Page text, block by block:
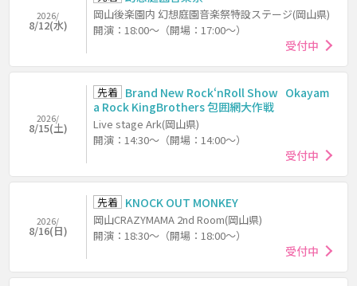
2026/
8/12(水)
岡山後楽園内 幻想庭園音楽祭特設ステージ(岡山県)
開演：18:00～（開場：17:00～）
受付中
2026/
8/15(土)
先着 Brand New Rock‘nRoll Show Okayam
a Rock KingBrothers 包囲網大作戦
Live stage Ark(岡山県)
開演：14:30～（開場：14:00～）
受付中
2026/
8/16(日)
先着 KNOCK OUT MONKEY
岡山CRAZYMAMA 2nd Room(岡山県)
開演：18:30～（開場：18:00～）
受付中